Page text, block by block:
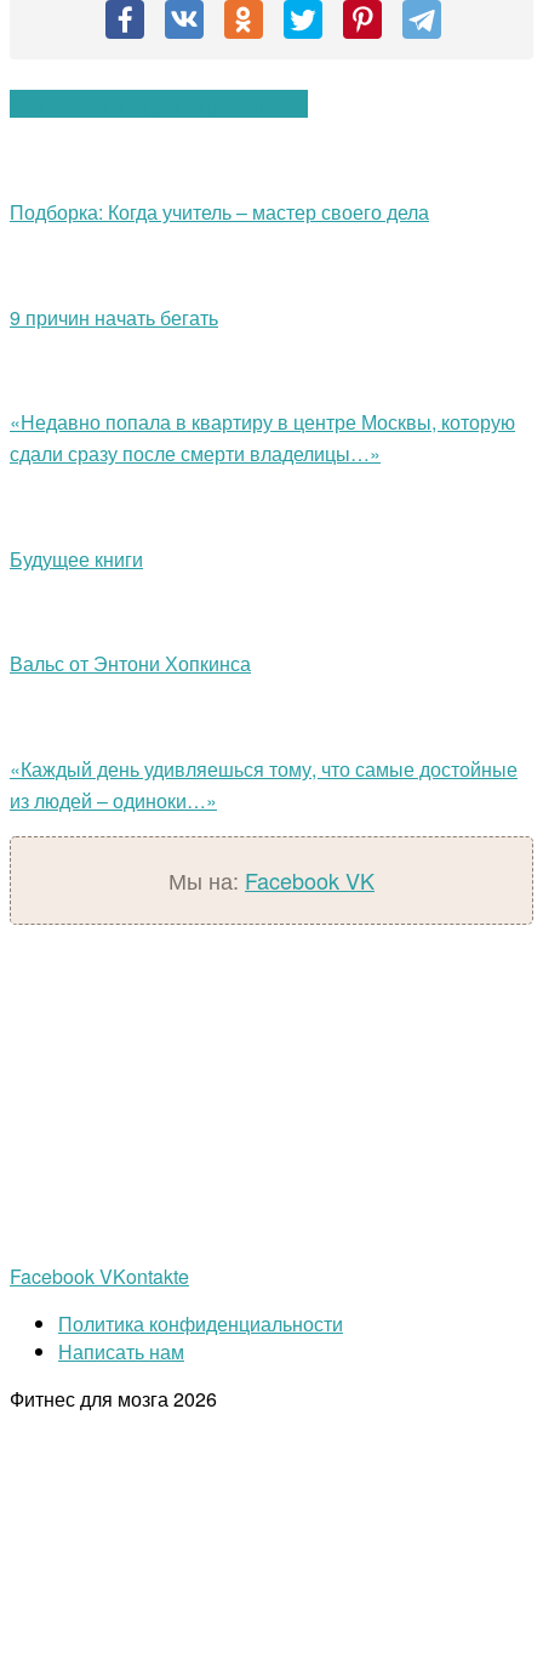
Подборка: Когда учитель – мастер своего дела
9 причин начать бегать
«Недавно попала в квартиру в центре Москвы, которую
сдали сразу после смерти владелицы…»
Будущее книги
Вальс от Энтони Хопкинса
«Каждый день удивляешься тому, что самые достойные
из людей – одиноки…»
Мы на: FacebookVK
FacebookVKontakte
Политика конфиденциальности
Написать нам
Фитнес для мозга2026